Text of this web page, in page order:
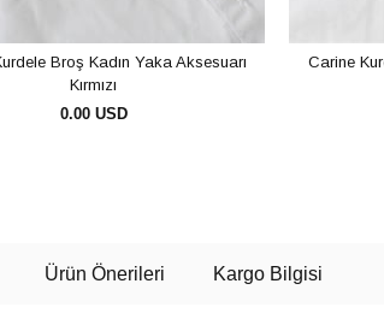
Broş Kadın Yaka Aksesuarı
Kırmızı
0.00 USD
Carine
Ürün Önerileri Kargo Bilgisi